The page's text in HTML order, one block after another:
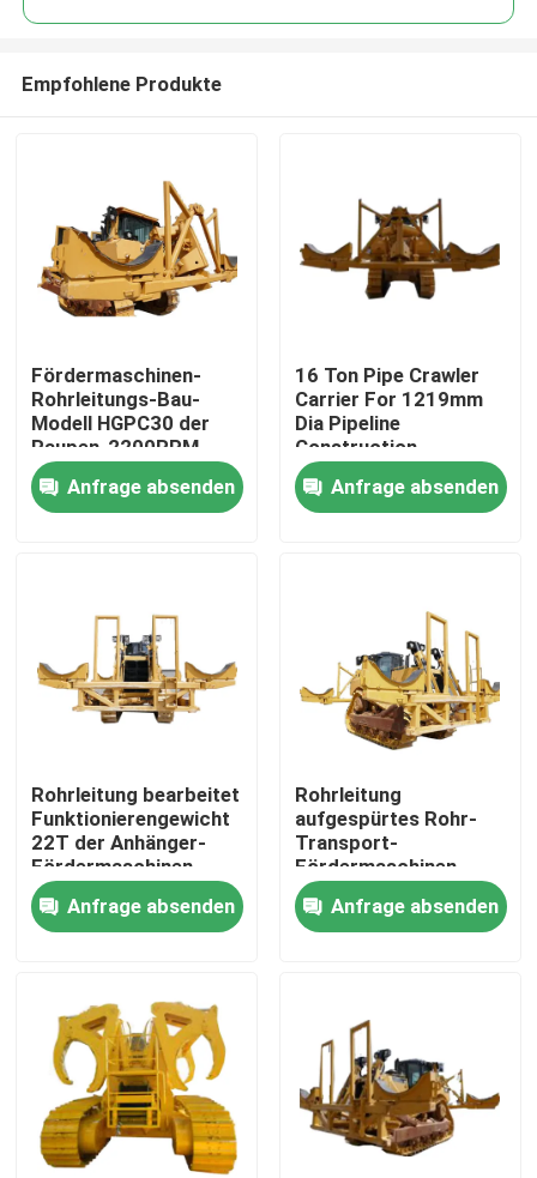
Haus
Videos
Über uns
Fabrik-Ausflug
Qualitätskontrolle
Treten Sie mit uns in Verbindung
Fordern Sie ein Zitat
Rohrleitungs-Maschinen
Rohrleitungs-Schicht
Empfohlene Produkte
Fördermaschinen-
Rohrleitungs-Bau-
Modell HGPC30 der
Raupen-2200RPM
Anfrage absenden
16 Ton Pipe Crawler
Carrier For 1219mm
Dia Pipeline
Construction
Anfrage absenden
Rohrleitung bearbeitet
Funktionierengewicht
22T der Anhänger-
Fördermaschinen-
Kapazitäts-16T
maschinell
Anfrage absenden
Rohrleitung
aufgespürtes Rohr-
Transport-
Fördermaschinen-
Selbstladen der
Fördermaschinen-10T
Anfrage absenden